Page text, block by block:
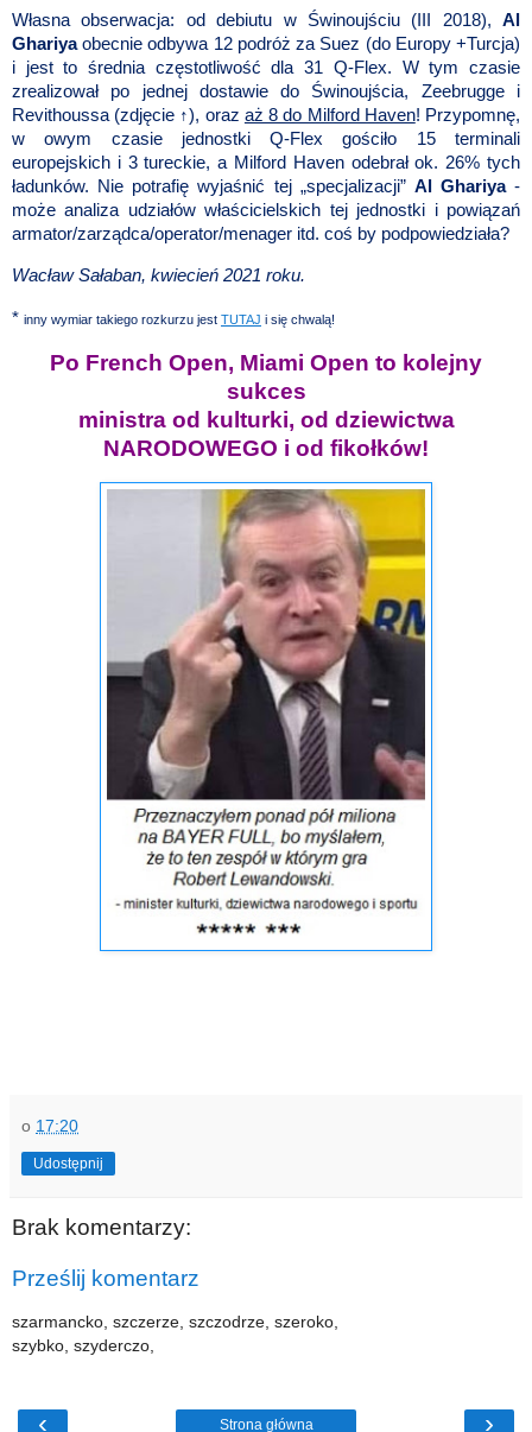
Własna obserwacja: od debiutu w Świnoujściu (III 2018), Al
Ghariyaobecnie odbywa 12 podróż za Suez (do Europy +Turcja)
i jest to średnia częstotliwość dla 31 Q-Flex. W tym czasie
zrealizował po jednej dostawie do Świnoujścia, Zeebrugge i
Revithoussa (zdjęcie ↑), oraz aż 8 do Milford Haven! Przypomnę,
w owym czasie jednostki Q-Flex gościło 15 terminali
europejskich i 3 tureckie, a Milford Haven odebrał ok. 26% tych
ładunków. Nie potrafię wyjaśnić tej „specjalizacji” Al Ghariya-
może analiza udziałów właścicielskich tej jednostki i powiązań
armator/zarządca/operator/menager itd. coś by podpowiedziała?
Wacław Sałaban, kwiecień 2021 roku.
* inny wymiar takiego rozkurzu jest TUTAJ i się chwalą!
Po French Open, Miami Open to kolejny
sukces
ministra od kulturki, od dziewictwa
NARODOWEGO i od fikołków!
o 17:20
Udostępnij
Brak komentarzy:
Prześlij komentarz
szarmancko, szczerze, szczodrze, szeroko,
szybko, szyderczo,
‹ ›
Strona główna